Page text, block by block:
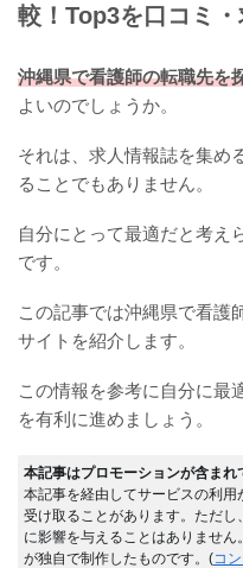
較！Top3を口コミ
沖縄県で看護師の転職先を
よいのでしょうか。
それは、求人情報誌を集め
ることでもありません。
自分にとって最適だと考え
です。
この記事では沖縄県で看護
サイトを紹介します。
この情報を参考に自分に最
を有利に進めましょう。
本記事はプロモーションが含まれ
本記事を経由してサービスの利
受け取ることがあります。ただ
に影響を与えることはありませ
が独自で制作したものです。(コ